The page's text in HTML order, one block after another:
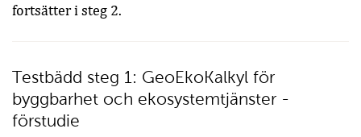
fortsätter i steg 2.
Testbädd steg 1: GeoEkoKalkyl för
byggbarhet och ekosystemtjänster -
förstudie